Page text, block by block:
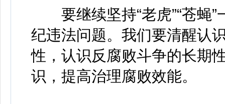
要继续坚持“老虎”“苍蝇”
纪违法问题。我们要清醒认
性，认识反腐败斗争的长期
识，提高治理腐败效能。